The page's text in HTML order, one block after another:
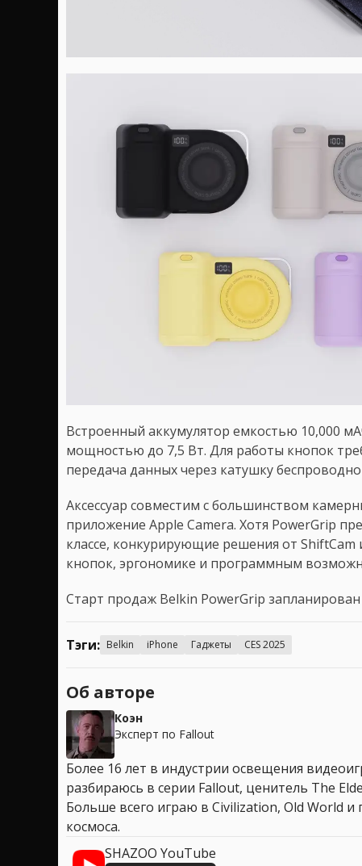
Встроенный аккумулятор емкостью 10,000
мощностью до 7,5 Вт. Для работы кнопок
передача данных через катушку
Аксессуар совместим с большинством
приложение Apple Camera. Хотя PowerGrip
классе, конкурирующие решения от ShiftCam
кнопок, эргономике и программным
Старт продаж Belkin PowerGrip
Тэги: Belkin iPhone Гаджеты CES 2025
Об авторе
Коэн
Эксперт по Fallout
Более 16 лет в индустрии освещения
разбираюсь в серии Fallout, ценитель The
Больше всего играю в Civilization, Old World
космоса.
SHAZOO YouTube